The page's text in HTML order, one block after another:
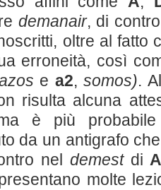
demanair, di
oltre al fatto
erroneità, così
e a2,somos).
risulta alcuna
è più
da un antigrafo
nel demest di
molte